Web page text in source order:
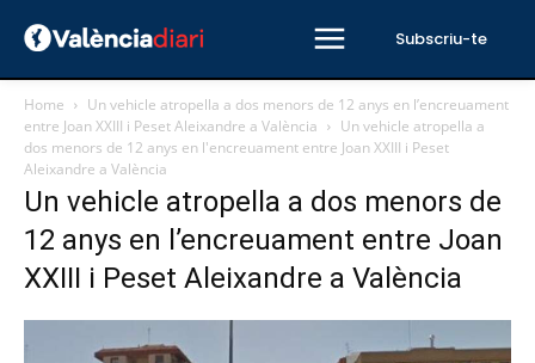
Subscriu-te
Home
Un vehicle atropella a dos menors de 12 anys en l’encreuament
entre Joan XXIII i Peset Aleixandre a València
Un vehicle atropella a
dos menors de 12 anys en l'encreuament entre Joan XXIII i Peset
Aleixandre a València
Un vehicle atropella a dos menors de
12 anys en l’encreuament entre Joan
XXIII i Peset Aleixandre a València